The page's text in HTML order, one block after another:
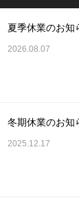
夏季休業のお知
2026.08.07
冬期休業のお知
2025.12.17